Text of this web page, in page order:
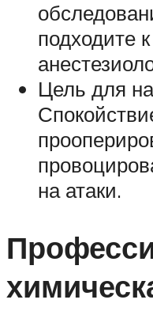
подходите
Цель для
на атаки.